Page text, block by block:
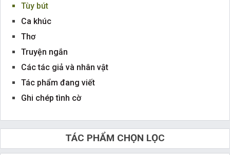
Tùy bút
Ca khúc
Thơ
Truyện ngắn
Các tác giả và nhân vật
Tác phẩm đang viết
Ghi chép tình cờ
TÁC PHẨM CHỌN LỌC